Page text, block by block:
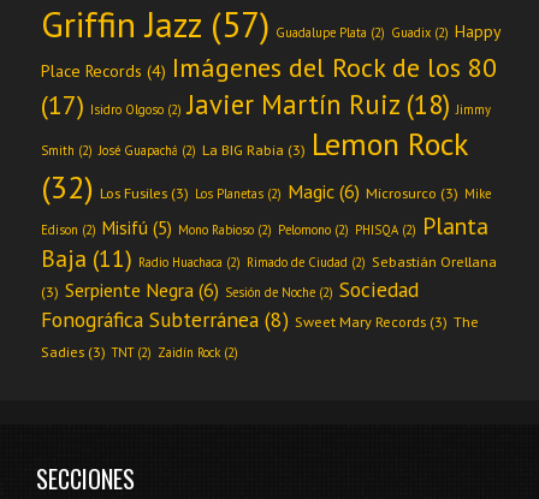
Griffin Jazz (57) Guadalupe Plata (2) Guadix (2) Happy
Place Records (4) Imágenes del Rock de los 80
(17) Isidro Olgoso (2) Javier Martín Ruiz (18) Jimmy
Smith (2) José Guapachá (2) La BIG Rabia (3) Lemon Rock
(32) Los Fusiles (3) Los Planetas (2) Magic (6) Microsurco (3) Mike
Edison (2) Misifú (5) Mono Rabioso (2) Pelomono (2) PHISQA (2) Planta
Baja (11) Radio Huachaca (2) Rimado de Ciudad (2) Sebastián Orellana
(3) Serpiente Negra (6) Sesión de Noche (2) Sociedad
Fonográfica Subterránea (8) Sweet Mary Records (3) The
Sadies (3) TNT(2) Zaidín Rock (2)
SECCIONES